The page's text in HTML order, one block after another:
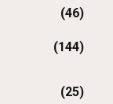
(46)
(144)
(25)